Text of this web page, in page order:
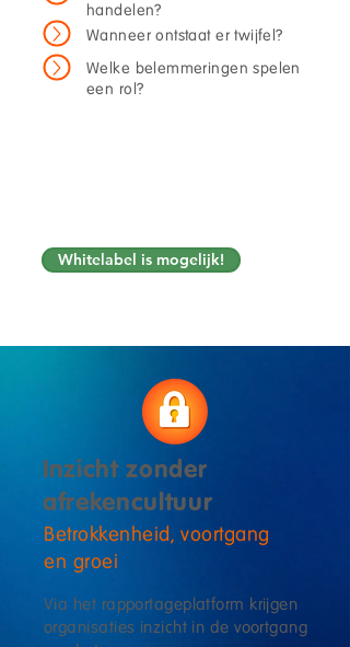
handelen?
Wanneer ontstaat er twijfel?
Welke belemmeringen spelen
een rol?
Whitelabel is mogelijk!
Inzicht zonder
afrekencultuur
Betrokkenheid, voortgang
en groei
Via het rapportageplatform krijgen
organisaties inzicht in de voortgang